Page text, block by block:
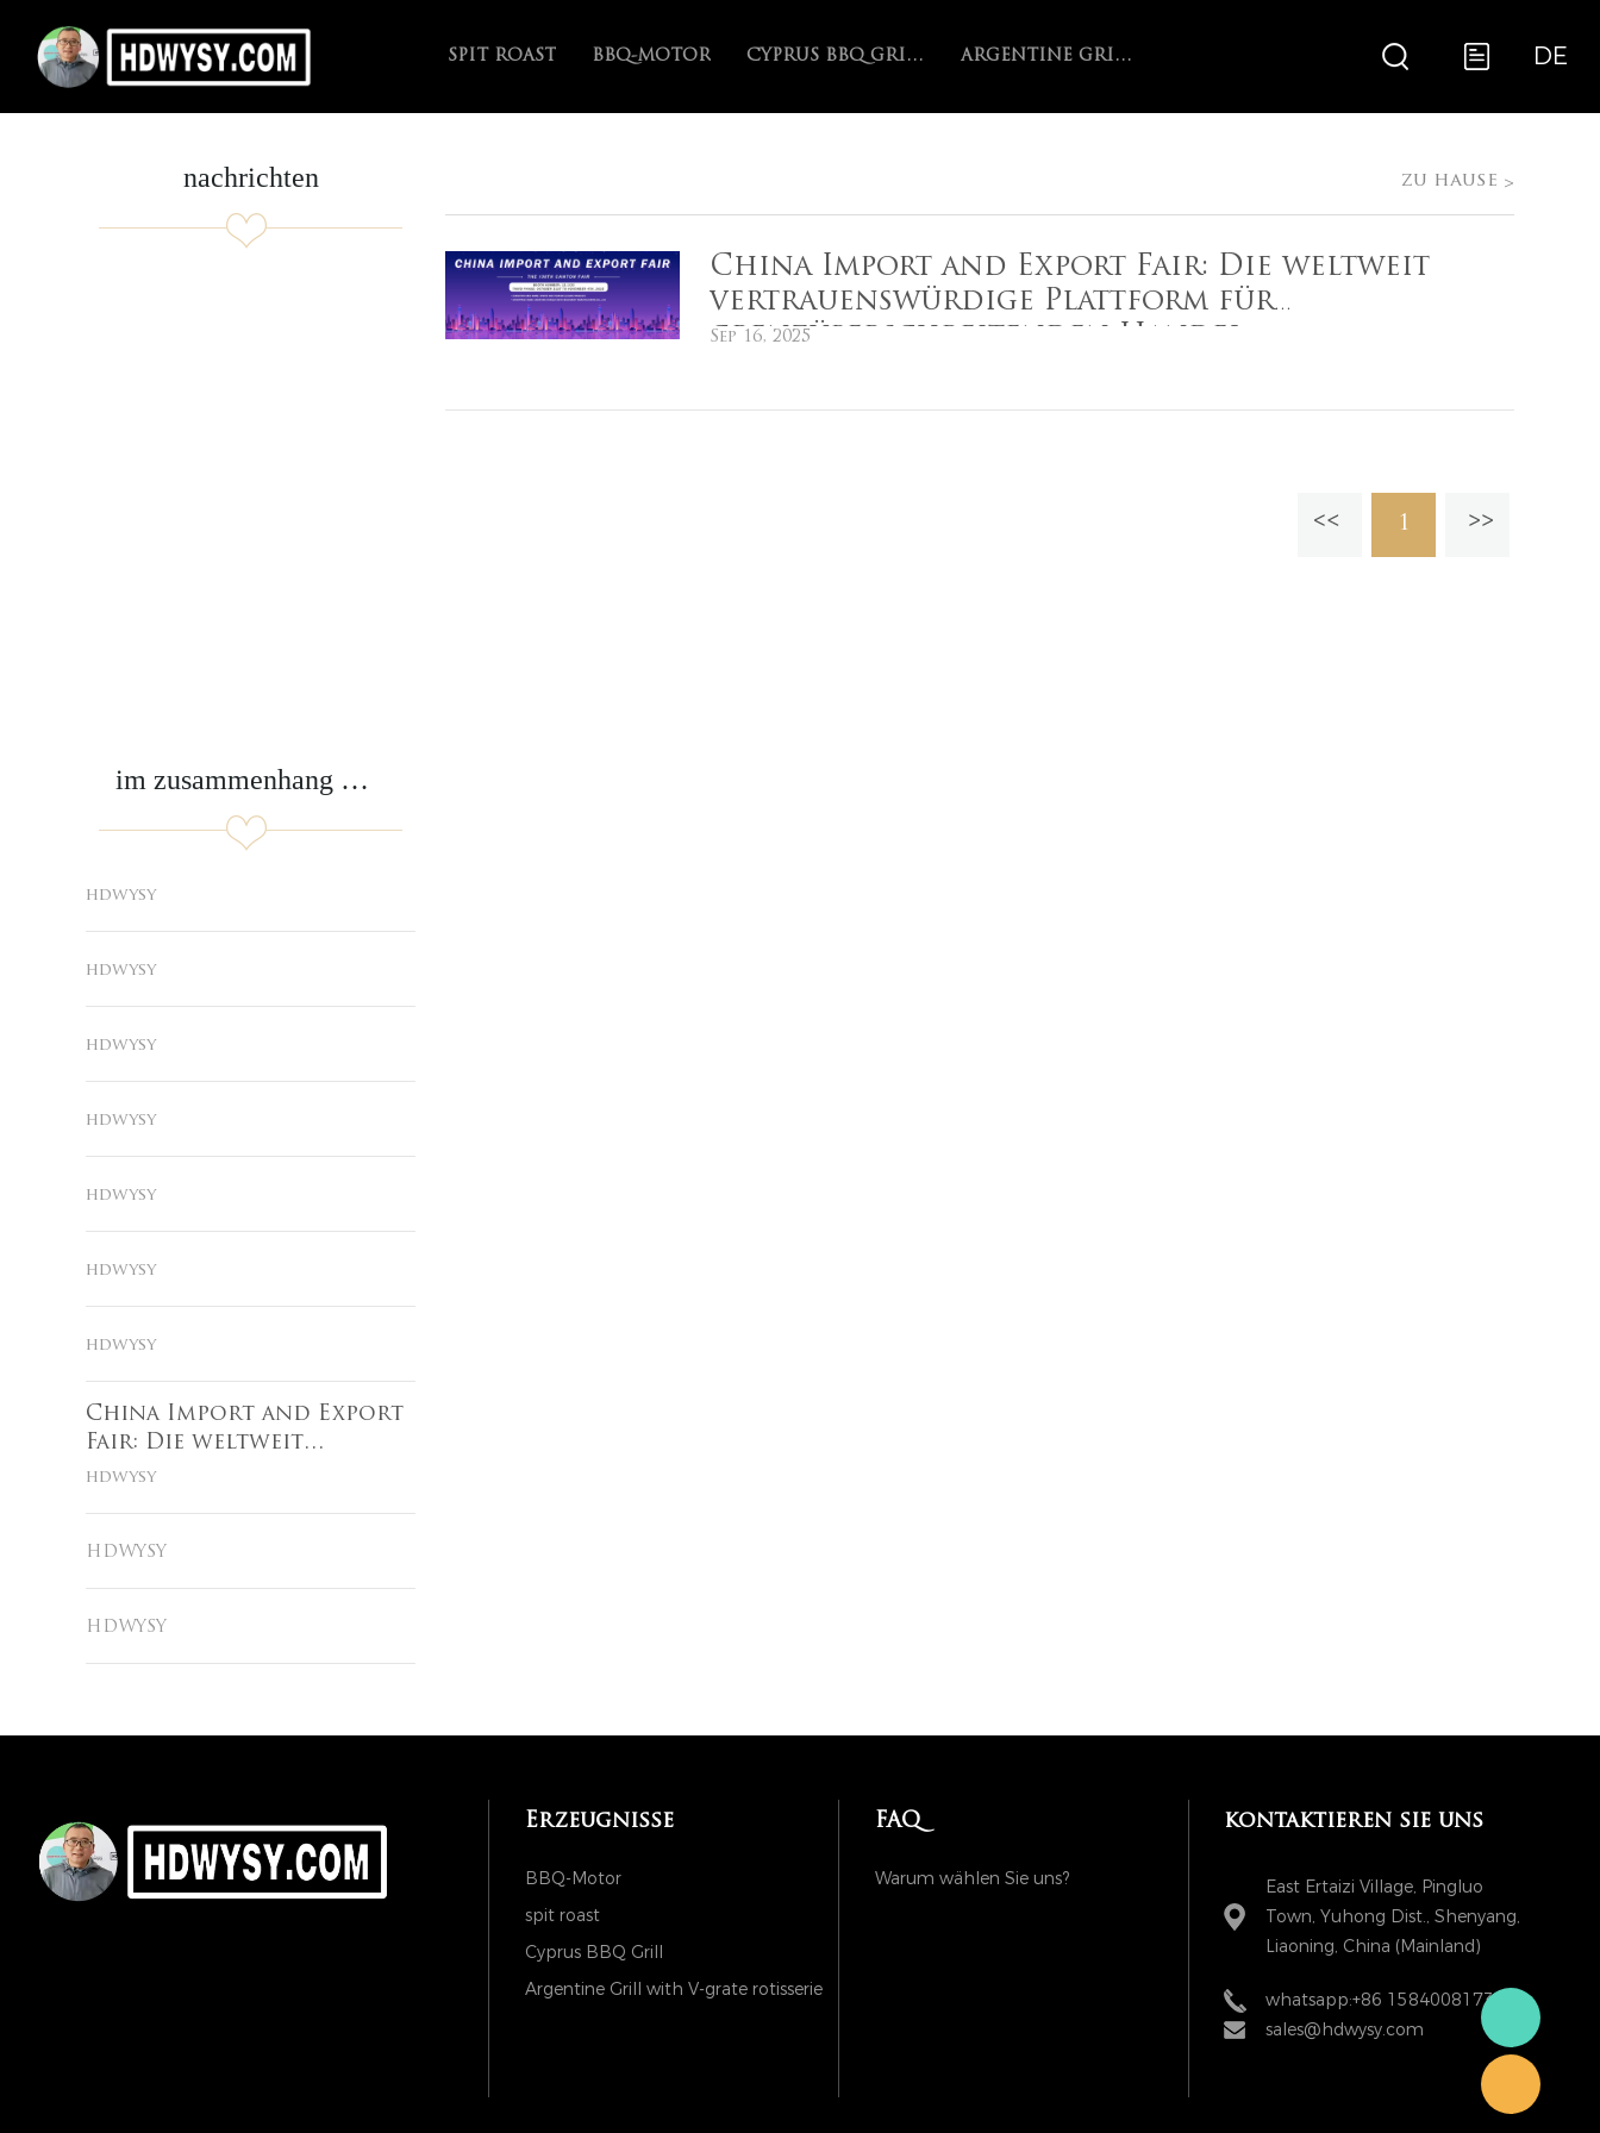
SPIT ROAST BBQ-MOTOR CYPRUS BBQ GRILL ARGENTINE GRILL WITH V-GRATE ROTISSERIE DE
nachrichten
im zusammenhang mit der nachrichten
hdwysy
hdwysy
hdwysy
hdwysy
hdwysy
hdwysy
hdwysy
China Import and Export
Fair: Die weltweit
vertrauenswürdige
Handel
hdwysy
HDWYSY
HDWYSY
zu hause >
China Import and Export Fair: Die weltweit
vertrauenswürdige Plattform für
grenzüberschreitenden Handel
Sep 16, 2025
1
Erzeugnisse
BBQ-Motor
spit roast
Cyprus BBQ Grill
Argentine Grill with V-grate rotisserie
FAQ
Warum wählen Sie uns?
kontaktieren sie uns
East Ertaizi Village, Pingluo
Town, Yuhong Dist., Shenyang,
Liaoning, China (Mainland)
whatsapp:+86 15840081738
sales@hdwysy.com